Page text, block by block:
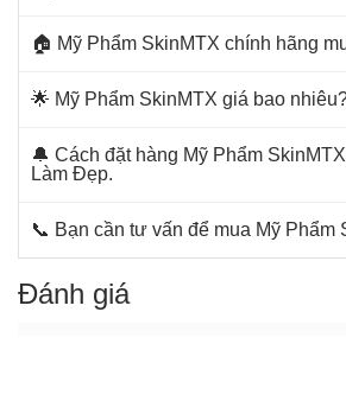
Với định hướng dược mỹ phẩm
không chỉ tập trung nuôi dưỡng làn
hỗ trợ duy trì vẻ trẻ trung và bảo vệ
🏠 Mỹ Phẩm SkinMTX chính hãng
🌟 Mỹ Phẩm SkinMTX giá bao
🔔 Cách đặt hàng Mỹ Phẩm
Làm Đẹp.
📞 Bạn cần tư vấn để mua Mỹ Phẩm
Đánh giá